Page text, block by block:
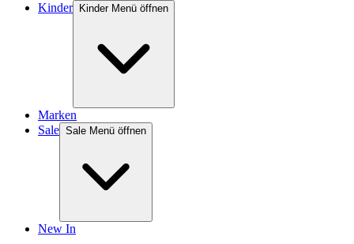
Kinder Kinder Menü öffnen
Marken
Sale Sale Menü öffnen
New In